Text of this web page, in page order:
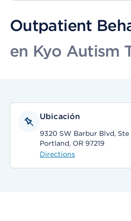
Outpatient
en Kyo Autism
Ubicación
9320 SW Barbur Blvd, Ste
Portland, OR 97219
Directions